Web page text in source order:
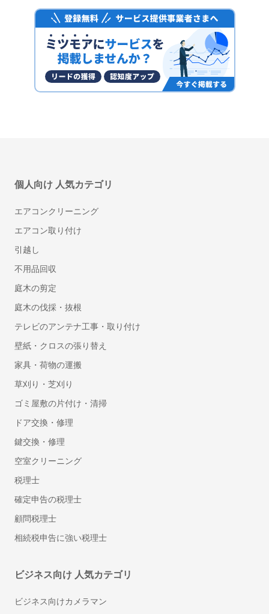
Jimdo（ジンドゥー）
株式会社 KDDI ウェブコミュニケーションズ
SmartPage（スマートページ）
アイ・モバイル株式会社
個人向け 人気カテゴリ
エアコンクリーニング
エアコン取り付け
引越し
不用品回収
庭木の剪定
庭木の伐採・抜根
テレビのアンテナ工事・取り付け
壁紙・クロスの張り替え
家具・荷物の運搬
草刈り・芝刈り
ゴミ屋敷の片付け・清掃
ドア交換・修理
鍵交換・修理
空室クリーニング
税理士
確定申告の税理士
顧問税理士
相続税申告に強い税理士
ビジネス向け 人気カテゴリ
ビジネス向けカメラマン